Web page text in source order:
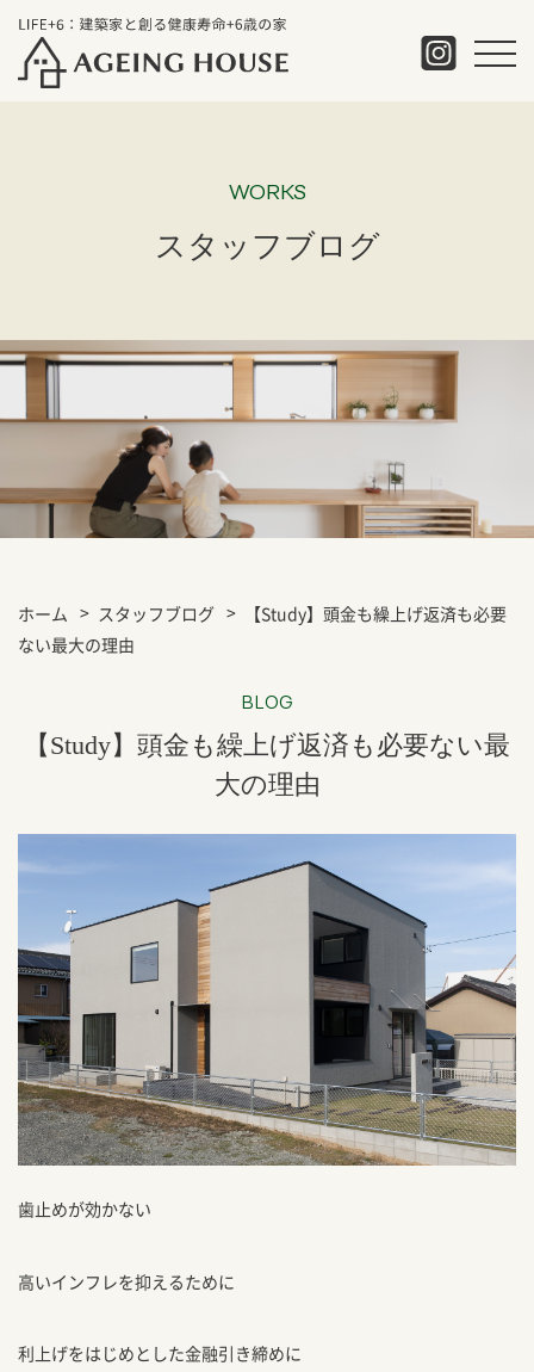
WORKS
スタッフブログ
ホーム スタッフブログ
【Study】頭金も繰上げ返済も必要
ない最大の理由
BLOG
【Study】頭金も繰上げ返済も必要ない最
大の理由
歯止めが効かない
高いインフレを抑えるために
利上げをはじめとした金融引き締めに